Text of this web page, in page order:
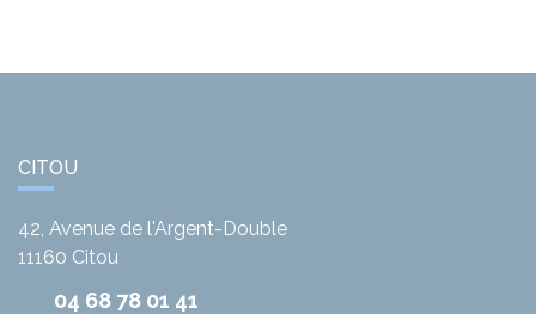
CITOU
42, Avenue de l'Argent-Double
11160 Citou
04 68 78 01 41